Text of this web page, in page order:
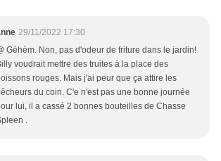
29/11/2022 17:30
Géhèm. Non, pas d'odeur de friture dans le jardin!
voudrait mettre des truites à la place des
rouges. Mais j'ai peur que ça attire les
du coin. C'e n'est pas une bonne journée
lui, il a cassé 2 bonnes bouteilles de Chasse
.